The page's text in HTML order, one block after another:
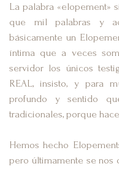
La palabra «elopement»
que mil palabras y
básicamente un
íntima que a veces
servidor los únicos
REAL, insisto, y para
profundo y sentido
tradicionales, porque
Hemos hecho
pero últimamente se nos